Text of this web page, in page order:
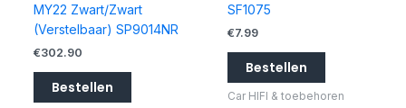
MY22 Zwart/Zwart
(Verstelbaar) SP9014NR
€302.90
Bestellen
SF1075
€7.99
Bestellen
Car HIFI & toebehoren